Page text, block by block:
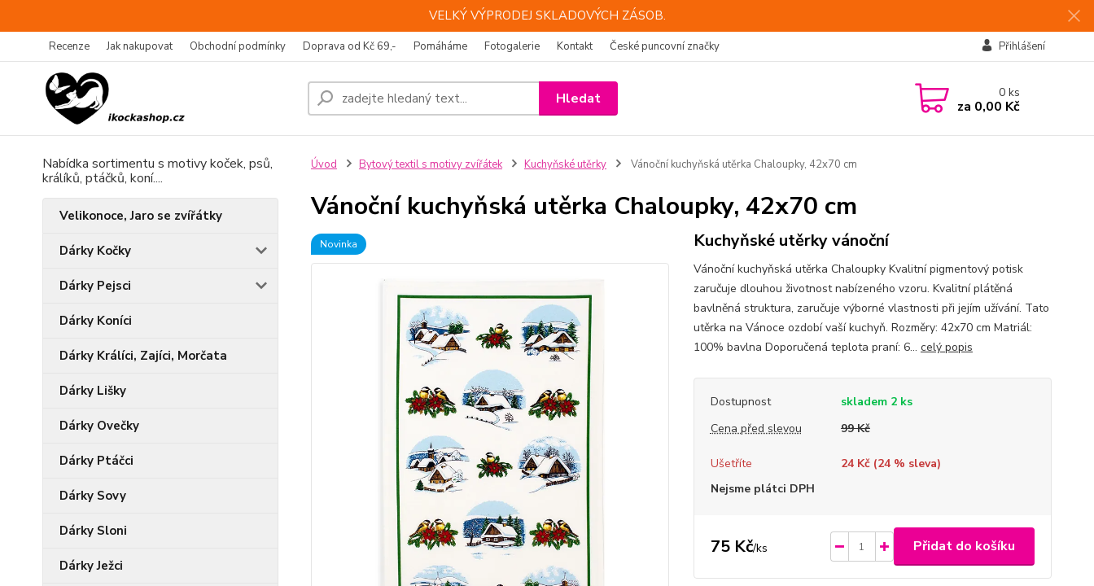
VELKÝ VÝPRODEJ SKLADOVÝCH ZÁSOB.
Recenze Jak nakupovat Obchodní podmínky Doprava od Kč 69,- Pomáháme Fotogalerie Kontakt České puncovní značky Přihlášení
Hledat 0ks
za 0,00 Kč
Nabídka sortimentu s motivy koček, psů,
králíků, ptáčků, koní....
Velikonoce, Jaro se zvířátky
Dárky Kočky
Dárky Pejsci
Dárky Koníci
Dárky Králíci, Zajíci, Morčata
Dárky Lišky
Dárky Ovečky
Dárky Ptáčci
Dárky Sovy
Dárky Sloni
Dárky Ježci
Úvod Bytový textil s motivy zvířátek Kuchyňské utěrky Vánoční kuchyňská utěrka Chaloupky, 42x70 cm
Vánoční kuchyňská utěrka Chaloupky, 42x70 cm
Novinka Kuchyňské utěrky vánoční
Vánoční kuchyňská utěrka Chaloupky Kvalitní pigmentový potisk
zaručuje dlouhou životnost nabízeného vzoru. Kvalitní plátěná
bavlněná struktura, zaručuje výborné vlastnosti při jejím užívání. Tato
utěrka na Vánoce ozdobí vaší kuchyň. Rozměry: 42x70 cm Matriál:
100% bavlna Doporučená teplota praní: 6... celý popis
Dostupnost
skladem 2 ks
Cena před slevou
99 Kč
Ušetříte 24 Kč (24% sleva)
Nejsme plátci DPH
75 Kč/ks Přidat do košíku